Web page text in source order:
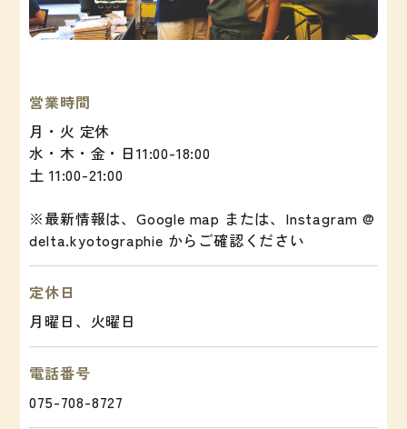
営業時間
月・火 定休
水・木・金・日11:00-18:00
土 11:00-21:00
※最新情報は、Google map または、Instagram @
delta.kyotographie からご確認ください
定休日
月曜日、火曜日
電話番号
075-708-8727